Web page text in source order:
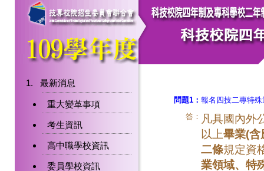
最新消息
重大變革事項
考生資訊
高中職學校資訊
委員學校資訊
問題1： 報名四技二專特
答： 凡具國內外
以上畢業(含
二條規定資
業領域、特